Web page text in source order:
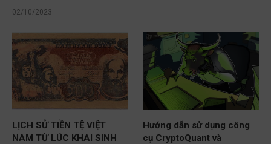
02/10/2023
LỊCH SỬ TIỀN TỆ VIỆT
NAM TỪ LÚC KHAI SINH
Hướng dẫn sử dụng công
cụ CryptoQuant và